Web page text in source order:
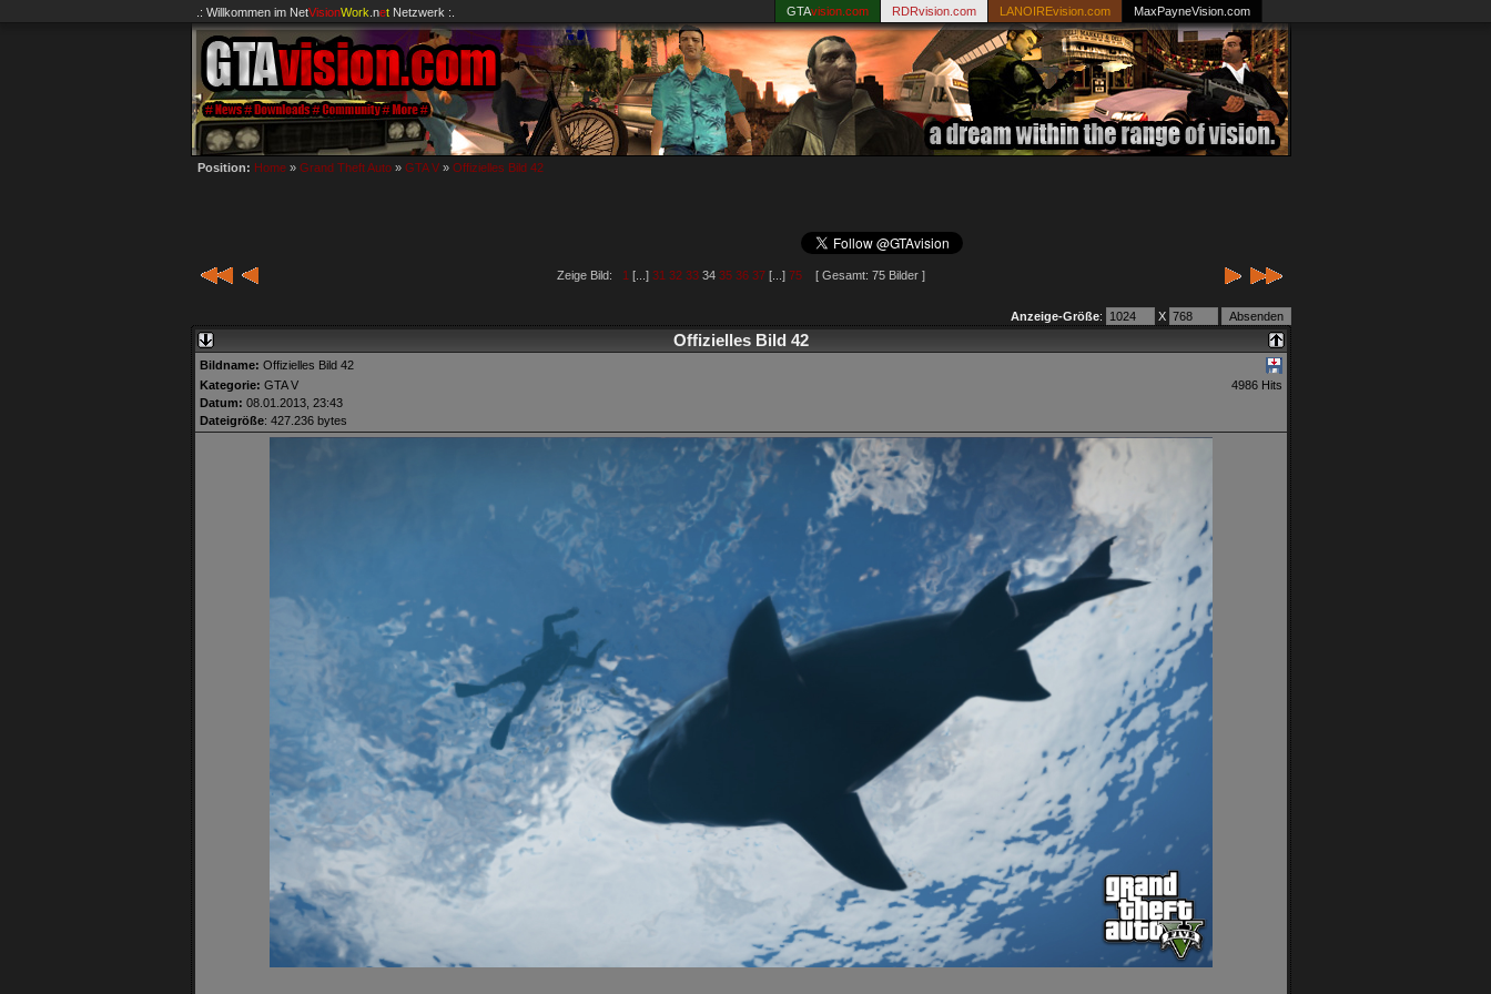
.: Willkommen im NetVisionWork .net Netzwerk :. GTAvision.com RDRvision.com LANOIREvision.com MaxPayneVision.com
Position: Home » Grand Theft Auto » GTA V » Offizielles Bild 42
Zeige Bild: 1 [...] 31 32 33 34 35 36 37 [...] 75 [ Gesamt: 75 Bilder ]
Anzeige-Größe: X
Offizielles Bild 42
Bildname: Offizielles Bild 42
Kategorie: GTA V
4986 Hits
Datum: 08.01.2013, 23:43
Dateigröße: 427.236 bytes